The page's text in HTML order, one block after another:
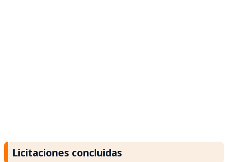
Licitaciones concluidas